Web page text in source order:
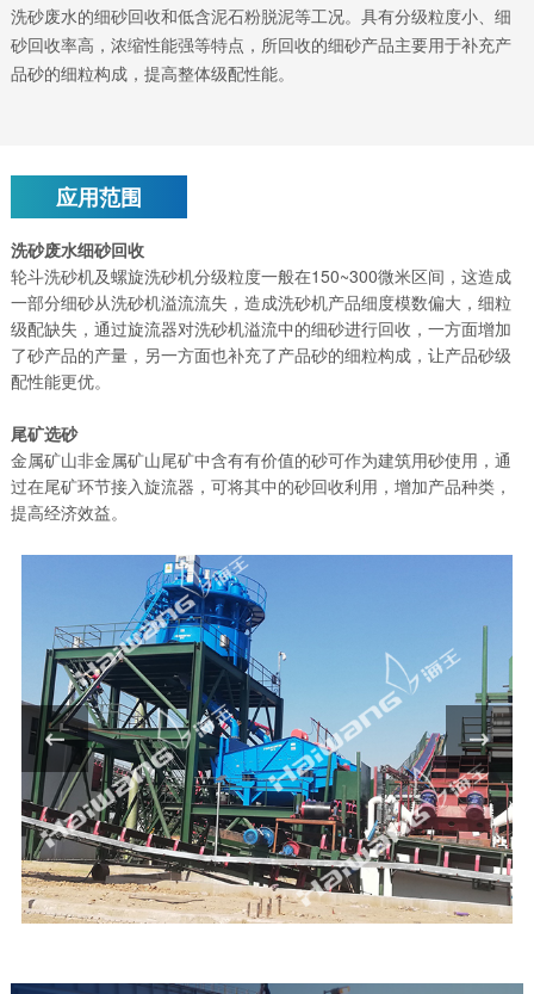
洗砂废水的细砂回收和低含泥石粉脱泥等工况。具有分级粒度小、细
砂回收率高，浓缩性能强等特点，所回收的细砂产品主要用于补充产
品砂的细粒构成，提高整体级配性能。
应用范围
洗砂废水细砂回收
轮斗洗砂机及螺旋洗砂机分级粒度一般在150~300微米区间，这造成
一部分细砂从洗砂机溢流流失，造成洗砂机产品细度模数偏大，细粒
级配缺失，通过旋流器对洗砂机溢流中的细砂进行回收，一方面增加
了砂产品的产量，另一方面也补充了产品砂的细粒构成，让产品砂级
配性能更优。
尾矿选砂
金属矿山非金属矿山尾矿中含有有价值的砂可作为建筑用砂使用，通
过在尾矿环节接入旋流器，可将其中的砂回收利用，增加产品种类，
提高经济效益。